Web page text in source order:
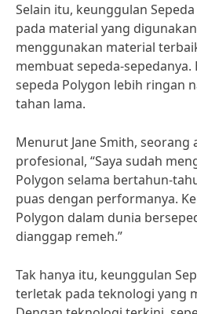
Selain itu, keunggulan
pada material yang
menggunakan material
membuat sepeda-
sepeda Polygon lebih ringan
tahan lama.
Menurut Jane Smith, seorang
profesional, “Saya sudah
Polygon selama bertahun-
puas dengan performanya.
Polygon dalam dunia
dianggap remeh.”
Tak hanya itu, keunggulan
terletak pada teknologi yang